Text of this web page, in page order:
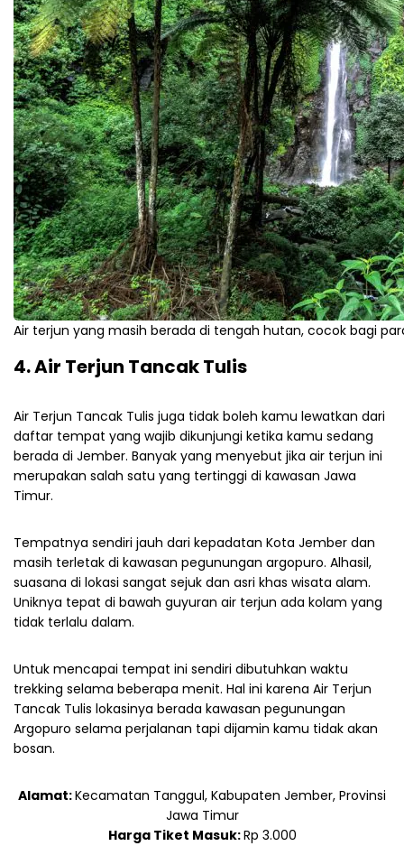
Air terjun yang masih berada di tengah hutan, cocok bagi
4. Air Terjun Tancak Tulis
Air Terjun Tancak Tulis juga tidak boleh kamu lewatkan dari
daftar tempat yang wajib dikunjungi ketika kamu sedang
berada di Jember. Banyak yang menyebut jika air terjun ini
merupakan salah satu yang tertinggi di kawasan Jawa
Timur.
Tempatnya sendiri jauh dari kepadatan Kota Jember dan
masih terletak di kawasan pegunungan argopuro. Alhasil,
suasana di lokasi sangat sejuk dan asri khas wisata alam.
Uniknya tepat di bawah guyuran air terjun ada kolam yang
tidak terlalu dalam.
Untuk mencapai tempat ini sendiri dibutuhkan waktu
trekking selama beberapa menit. Hal ini karena Air Terjun
Tancak Tulis lokasinya berada kawasan pegunungan
Argopuro selama perjalanan tapi dijamin kamu tidak akan
bosan.
Alamat:Kecamatan Tanggul, Kabupaten Jember, Provinsi
Jawa Timur
Harga Tiket Masuk:Rp 3.000